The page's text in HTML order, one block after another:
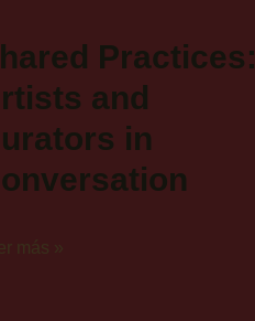
Practices:
and
in
más »